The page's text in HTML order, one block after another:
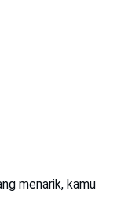
menarik, kamu